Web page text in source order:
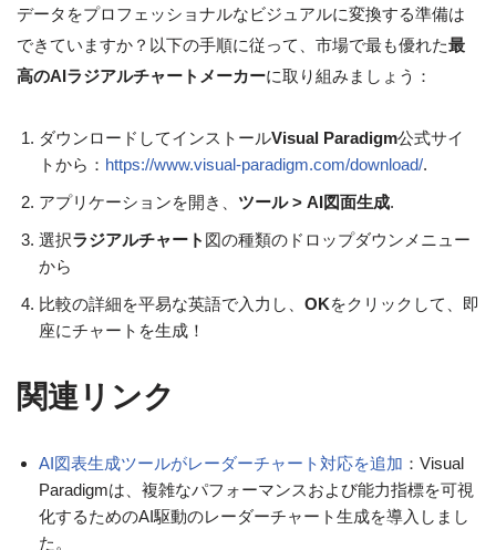
データをプロフェッショナルなビジュアルに変換する準備は
できていますか？以下の手順に従って、市場で最も優れた最
高のAIラジアルチャートメーカーに取り組みましょう：
ダウンロードしてインストールVisual Paradigm公式サイ
トから： https://www.visual-paradigm.com/download/.
アプリケーションを開き、 ツール > AI図面生成.
選択ラジアルチャート 図の種類のドロップダウンメニュー
から
比較の詳細を平易な英語で入力し、 OKをクリックして、即
座にチャートを生成！
関連リンク
AI図表生成ツールがレーダーチャート対応を追加 ：Visual
Paradigmは、複雑なパフォーマンスおよび能力指標を可視
化するためのAI駆動のレーダーチャート生成を導入しまし
た。